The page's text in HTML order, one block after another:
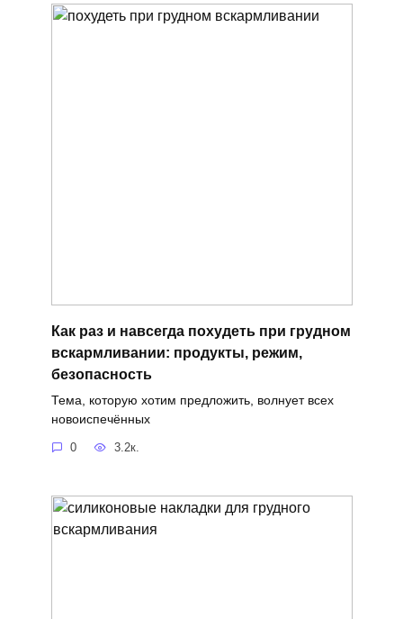
Как раз и навсегда похудеть при грудном
вскармливании: продукты, режим,
безопасность
Тема, которую хотим предложить, волнует всех
новоиспечённых
0 3.2к.